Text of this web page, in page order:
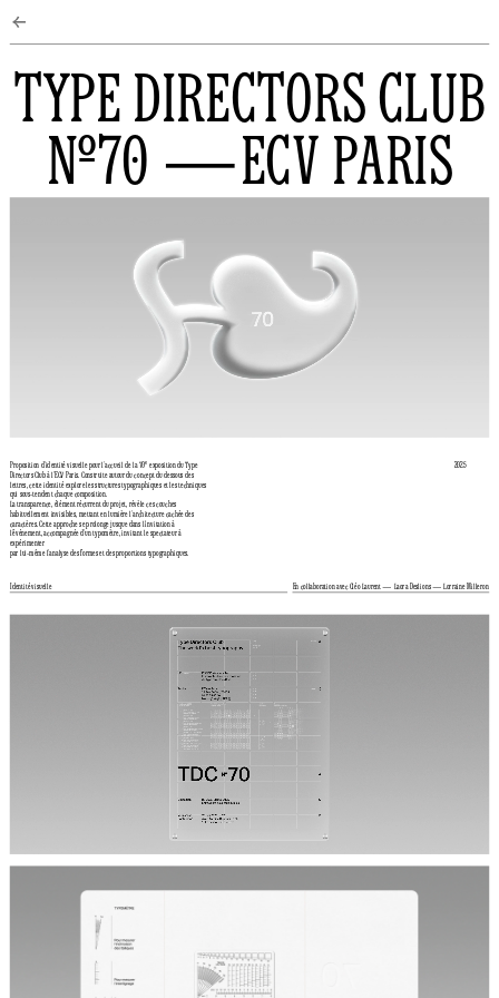
←
TYPE DIRECTORS CLUB
№70 —ECV PARIS
2025
Proposition d’identité visuelle pour l’accueil de la 70ᵉ exposition du Type
Directors Club à l’ECV Paris. Construite autour du concept du dessous des
lettres, cette identité explore les structures typographiques et les techniques
qui sous-tendent chaque composition.
La transparence, élément récurrent du projet, révèle ces couches
habituellement invisibles, mettant en lumière l’architecture cachée des
caractères. Cette approche se prolonge jusque dans l’invitation à
l’événement, accompagnée d’un typomètre, invitant le spectateur à
expérimenter
par lui-même l’analyse des formes et des proportions typographiques.
Identité visuelle En collaboration avec Cléo Laurent — Laora Deslions — Lorraine Milleron